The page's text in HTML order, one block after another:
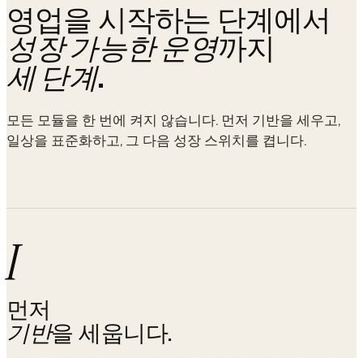
영업을 시작하는 단계에서
성장 가능한 운영까지
세 단계.
모든 모듈을 한 번에 켜지 않습니다. 먼저 기반을 세우고,
일상을 표준화하고, 그 다음 성장 스위치를 켭니다.
I
먼저
기반을 세웁니다.